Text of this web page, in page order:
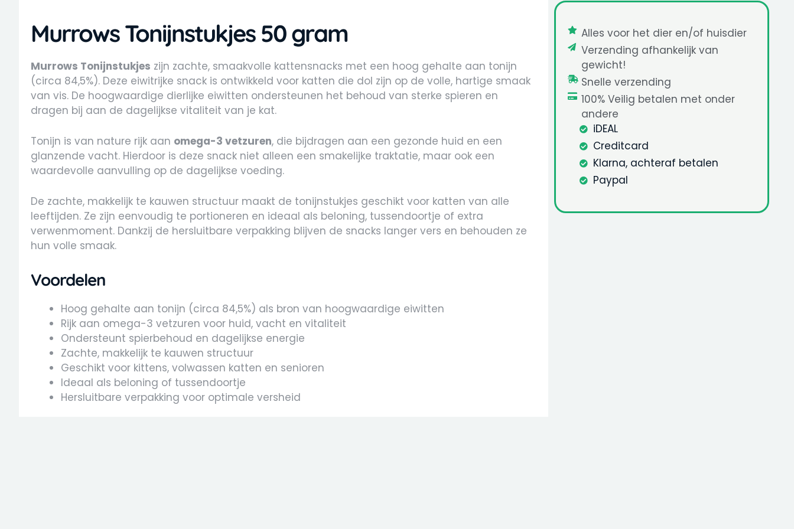
Murrows Tonijnstukjes 50 gram
Murrows Tonijnstukjes zijn zachte, smaakvolle kattensnacks met een hoog gehalte aan tonijn
(circa 84,5%). Deze eiwitrijke snack is ontwikkeld voor katten die dol zijn op de volle, hartige smaak
van vis. De hoogwaardige dierlijke eiwitten ondersteunen het behoud van sterke spieren en
dragen bij aan de dagelijkse vitaliteit van je kat.
Tonijn is van nature rijk aan omega-3 vetzuren, die bijdragen aan een gezonde huid en een
glanzende vacht. Hierdoor is deze snack niet alleen een smakelijke traktatie, maar ook een
waardevolle aanvulling op de dagelijkse voeding.
De zachte, makkelijk te kauwen structuur maakt de tonijnstukjes geschikt voor katten van alle
leeftijden. Ze zijn eenvoudig te portioneren en ideaal als beloning, tussendoortje of extra
verwenmoment. Dankzij de hersluitbare verpakking blijven de snacks langer vers en behouden ze
hun volle smaak.
Voordelen
Hoog gehalte aan tonijn (circa 84,5%) als bron van hoogwaardige eiwitten
Rijk aan omega-3 vetzuren voor huid, vacht en vitaliteit
Ondersteunt spierbehoud en dagelijkse energie
Zachte, makkelijk te kauwen structuur
Geschikt voor kittens, volwassen katten en senioren
Ideaal als beloning of tussendoortje
Hersluitbare verpakking voor optimale versheid
Alles voor het dier en/of huisdier
Verzending afhankelijk van
gewicht!
Snelle verzending
100% Veilig betalen met onder
andere
iDEAL
Creditcard
Klarna, achteraf betalen
Paypal